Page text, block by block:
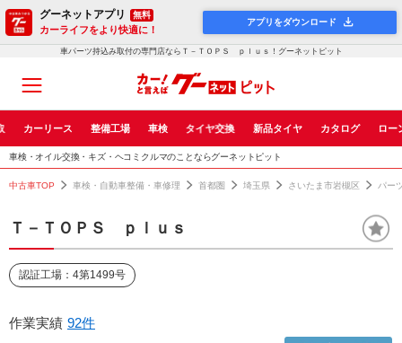
グーネットアプリ 無料
カーライフをより快適に！
アプリをダウンロード
車パーツ持込み取付の専門店ならＴ－ＴＯＰＳ ｐｌｕｓ！グーネットピット
カーリース 整備工場 車検 タイヤ交換 新品タイヤ カタログ ロー
車検・オイル交換・キズ・ヘコミクルマのことならグーネットピット
中古車TOP 車検・自動車整備・車修理 首都圏 埼玉県 さいたま市岩槻区 パー
Ｔ－ＴＯＰＳ ｐｌｕｓ
認証工場：4第1499号
作業実績 92件